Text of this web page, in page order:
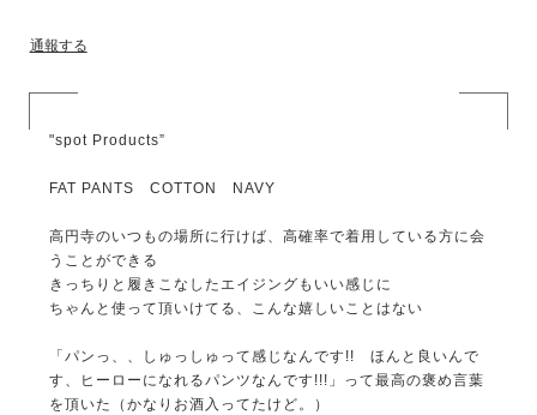
通報する
"spot Products”
FAT PANTS COTTON NAVY
高円寺のいつもの場所に行けば、高確率で着用している方に会
うことができる
きっちりと履きこなしたエイジングもいい感じに
ちゃんと使って頂いけてる、こんな嬉しいことはない
「パンっ、、しゅっしゅって感じなんです!! ほんと良いんで
す、ヒーローになれるパンツなんです!!!」って最高の褒め言葉
を頂いた（かなりお酒入ってたけど。）